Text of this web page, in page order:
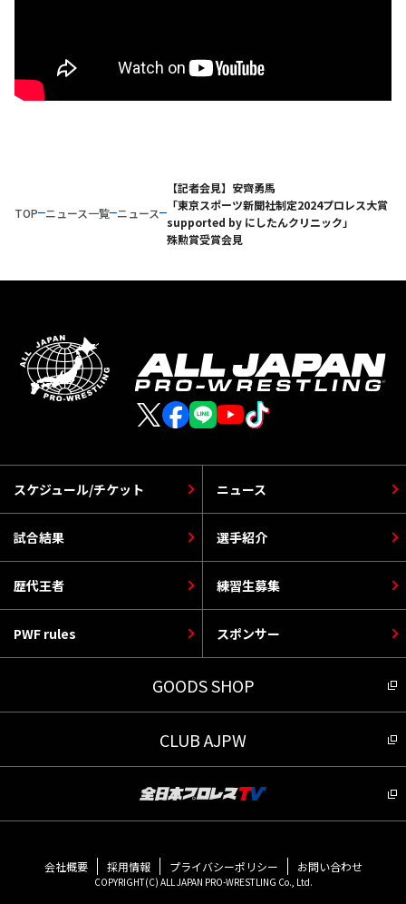
TOP ニュース一覧 ニュース
【記者会見】安齊勇馬
「東京スポーツ新聞社制定2024プロレス大賞
supported by にしたんクリニック」
殊勲賞受賞会見
スケジュール/チケット
選手紹介
PWF rules
ニュース
歴代王者
スポンサー
試合結果
練習生募集
GOODS SHOP
CLUB AJPW
会社概要 採用情報 プライバシーポリシー お問い合わせ
COPYRIGHT(C) ALL JAPAN PRO-WRESTLING Co., Ltd.